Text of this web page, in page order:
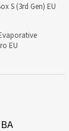
S (3rd Gen) EU
EU